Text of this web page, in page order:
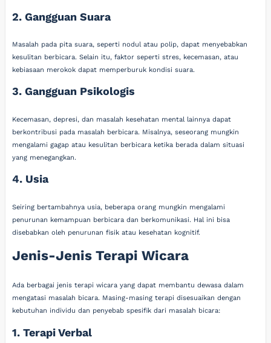
2. Gangguan Suara
Masalah pada pita suara, seperti nodul atau polip, dapat menyebabkan
kesulitan berbicara. Selain itu, faktor seperti stres, kecemasan, atau
kebiasaan merokok dapat memperburuk kondisi suara.
3. Gangguan Psikologis
Kecemasan, depresi, dan masalah kesehatan mental lainnya dapat
berkontribusi pada masalah berbicara. Misalnya, seseorang mungkin
mengalami gagap atau kesulitan berbicara ketika berada dalam situasi
yang menegangkan.
4. Usia
Seiring bertambahnya usia, beberapa orang mungkin mengalami
penurunan kemampuan berbicara dan berkomunikasi. Hal ini bisa
disebabkan oleh penurunan fisik atau kesehatan kognitif.
Jenis-Jenis Terapi Wicara
Ada berbagai jenis terapi wicara yang dapat membantu dewasa dalam
mengatasi masalah bicara. Masing-masing terapi disesuaikan dengan
kebutuhan individu dan penyebab spesifik dari masalah bicara:
1. Terapi Verbal